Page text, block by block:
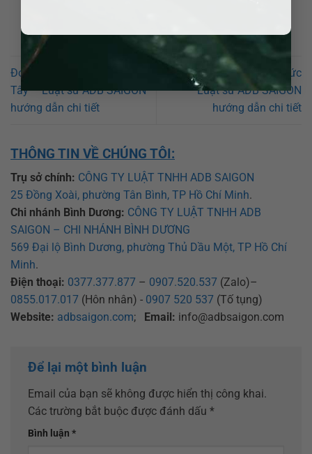
Đơn ly hôn tại Xã An Nhơn
Tây – Luật sư ADB SAIGON
hướng dẫn chi tiết
Đơn ly hôn tại Xã Nhuận Đức
– Luật sư ADB SAIGON
hướng dẫn chi tiết
THÔNG TIN VỀ CHÚNG TÔI:
Trụ sở chính: CÔNG TY LUẬT TNHH ADB SAIGON
25 Đồng Xoài, phường Tân Bình, TP Hồ Chí Minh.
Chi nhánh Bình Dương: CÔNG TY LUẬT TNHH ADB
SAIGON – CHI NHÁNH BÌNH DƯƠNG
569 Đại lộ Bình Dương, phường Thủ Dầu Một, TP Hồ Chí
Minh.
Điện thoại: 0377.377.877 – 0907.520.537 (Zalo)–
0855.017.017 (Hôn nhân) - 0907 520 537 (Tố tụng)
Website: adbsaigon.com; Email: info@adbsaigon.com
Để lại một bình luận
Email của bạn sẽ không được hiển thị công khai.
Các trường bắt buộc được đánh dấu *
Bình luận *